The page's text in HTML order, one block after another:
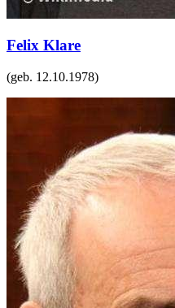
Felix Klare
(geb. 12.10.1978)